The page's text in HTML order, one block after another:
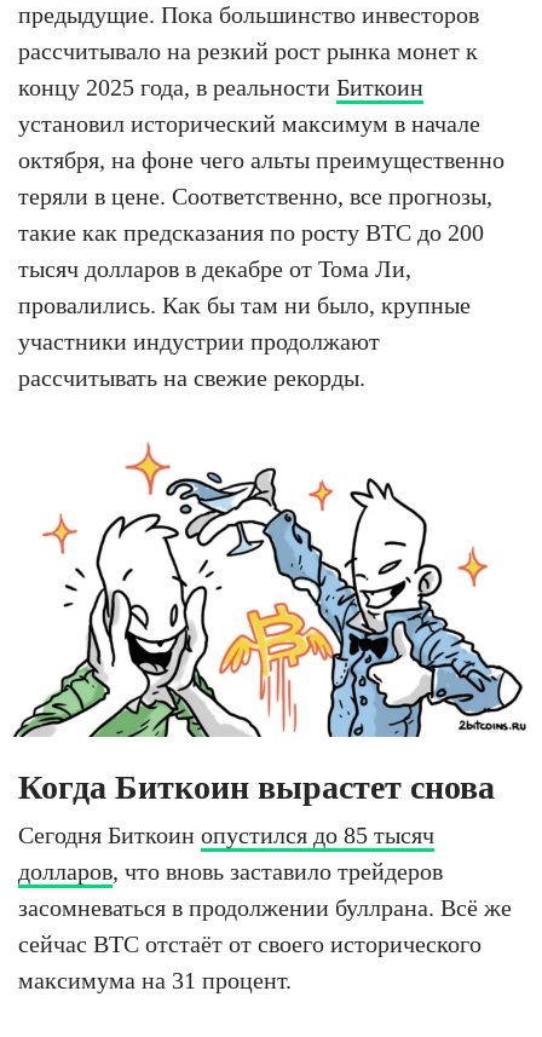
предыдущие. Пока большинство инвесторов
рассчитывало на резкий рост рынка монет к
концу 2025 года, в реальности Биткоин
установил исторический максимум в начале
октября, на фоне чего альты преимущественно
теряли в цене. Соответственно, все прогнозы,
такие как предсказания по росту BTC до 200
тысяч долларов в декабре от Тома Ли,
провалились. Как бы там ни было, крупные
участники индустрии продолжают
рассчитывать на свежие рекорды.
Когда Биткоин вырастет снова
Сегодня Биткоин опустился до 85 тысяч
долларов, что вновь заставило трейдеров
засомневаться в продолжении буллрана. Всё же
сейчас BTC отстаёт от своего исторического
максимума на 31 процент.